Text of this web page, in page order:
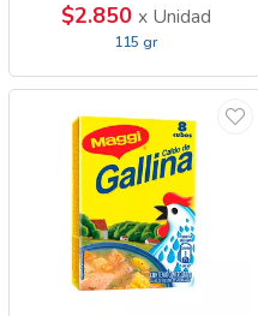
$2.850 x Unidad
115 gr